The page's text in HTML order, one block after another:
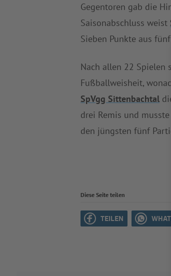
Gegentoren gab die
Saisonabschluss weist
Sieben Punkte aus
Nach allen 22 Spielen
Fußballweisheit,
SpVgg Sittenbachtal
drei Remis und
den jüngsten fünf
Diese Seite teilen
TEILEN